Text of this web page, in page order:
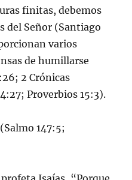
finitas, debemos
del Señor (Santiago
varios
de humillarse
2 Crónicas
Proverbios 15:3).
(Salmo 147:5;